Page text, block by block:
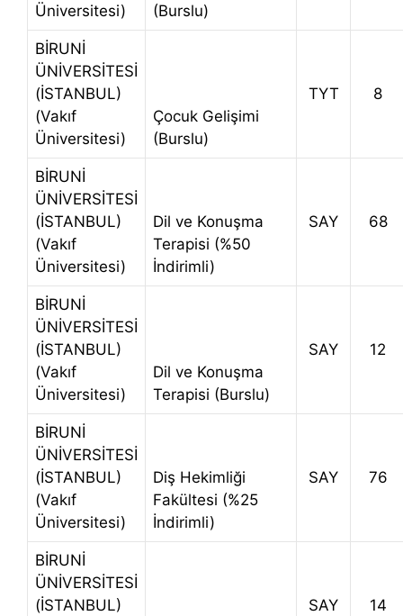
Üniversitesi)
(Burslu)
BİRUNİ
ÜNİVERSİTESİ
(İSTANBUL)
(Vakıf
Üniversitesi)
Çocuk Gelişimi
(Burslu)
TYT 8
BİRUNİ
ÜNİVERSİTESİ
(İSTANBUL)
(Vakıf
Üniversitesi)
Dil ve Konuşma
Terapisi (%50
İndirimli)
SAY 68
BİRUNİ
ÜNİVERSİTESİ
(İSTANBUL)
(Vakıf
Üniversitesi)
Dil ve Konuşma
Terapisi (Burslu)
SAY 12
BİRUNİ
ÜNİVERSİTESİ
(İSTANBUL)
(Vakıf
Üniversitesi)
Diş Hekimliği
Fakültesi (%25
İndirimli)
SAY 76
BİRUNİ
ÜNİVERSİTESİ
(İSTANBUL)
SAY 14